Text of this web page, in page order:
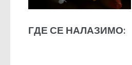
ГДЕ СЕ НАЛАЗИМО: